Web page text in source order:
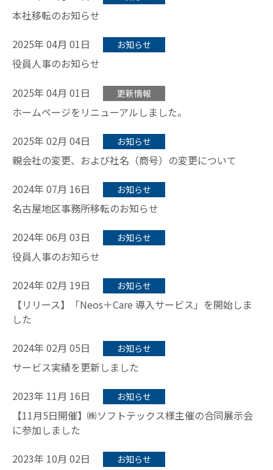
本社移転のお知らせ
2025年 04月 01日
お知らせ
役員人事のお知らせ
2025年 04月 01日
更新情報
ホームページをリニューアルしました。
2025年 02月 04日
お知らせ
親会社の変更、および社名（商号）の変更について
2024年 07月 16日
お知らせ
名古屋地区事務所移転のお知らせ
2024年 06月 03日
お知らせ
役員人事のお知らせ
2024年 02月 19日
お知らせ
【リリース】「Neos＋Care 導入サービス」を開始しま
した
2024年 02月 05日
お知らせ
サービス実績を更新しました
2023年 11月 16日
お知らせ
【11月5日開催】㈱ソフトテックス様主催の合同展示会
に参加しました
2023年 10月 02日
お知らせ